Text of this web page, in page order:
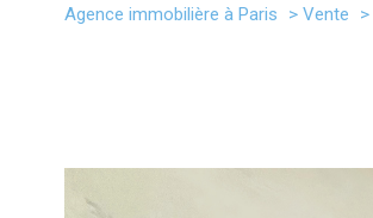
Agence immobilière à Paris Vente